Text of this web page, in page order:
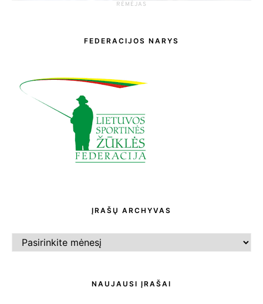
RĖMĖJAS
FEDERACIJOS NARYS
ĮRAŠŲ ARCHYVAS
ARCHYVAS
NAUJAUSI ĮRAŠAI